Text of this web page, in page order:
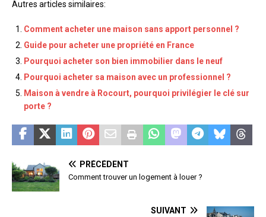
Autres articles similaires:
Comment acheter une maison sans apport personnel ?
Guide pour acheter une propriété en France
Pourquoi acheter son bien immobilier dans le neuf
Pourquoi acheter sa maison avec un professionnel ?
Maison à vendre à Rocourt, pourquoi privilégier le clé sur
porte ?
PRÉCÉDENT
Comment trouver un logement à louer ?
SUIVANT